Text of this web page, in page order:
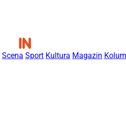
Scena Sport Kultura Magazin